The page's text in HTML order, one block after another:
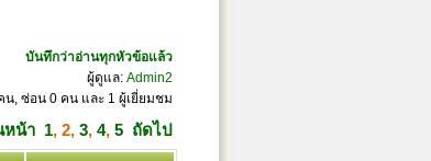
บันทึกว่าอ่านทุกหัวข้อแล้ว
ผู้ดูแล: Admin2
, ซ่อน 0 คน และ 1 ผู้เยี่ยมชม
หน้า 1, 2, 3, 4, 5 ถัดไป